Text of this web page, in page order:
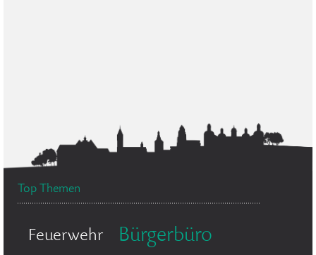
Top Themen
Feuerwehr Bürgerbüro